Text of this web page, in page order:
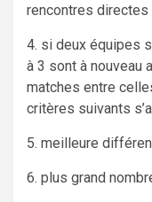
rencontres directes
4. si deux équipes
à 3 sont à nouveau
matches entre
critères suivants
5. meilleure
6. plus grand